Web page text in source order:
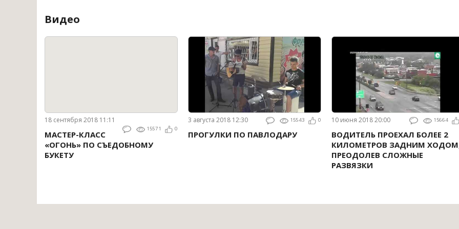
Видео
18 сентября 2018 11:11
15571 0
МАСТЕР-КЛАСС
«ОГОНЬ» ПО СЪЕДОБНОМУ
БУКЕТУ
3 августа 2018 12:30 15543 0
ПРОГУЛКИ ПО ПАВЛОДАРУ
10 июня 2018 20:00 15664
ВОДИТЕЛЬ ПРОЕХАЛ БОЛЕЕ 2
КИЛОМЕТРОВ ЗАДНИМ
ПРЕОДОЛЕВ СЛОЖНЫЕ
РАЗВЯЗКИ